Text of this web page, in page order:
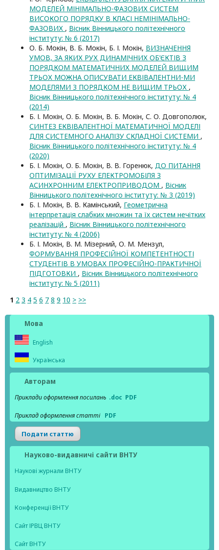
МОДЕЛЕЙ МІНІМАЛЬНО-ФАЗОВИХ СИСТЕМ
ВИСОКОГО ПОРЯДКУ В КЛАСІ НЕМІНІМАЛЬНО-
ФАЗОВИХ , Вісник Вінницького політехнічного
інституту: № 6 (2017)
О. Б. Мокін, В. Б. Мокін, Б. І. Мокін, ВИЗНАЧЕННЯ
УМОВ, ЗА ЯКИХ РУХ ДИНАМІЧНИХ ОБ’ЄКТІВ З
ПОРЯДКОМ МАТЕМАТИЧНИХ МОДЕЛЕЙ ВИЩИМ
ТРЬОХ МОЖНА ОПИСУВАТИ ЕКВІВАЛЕНТНИ-МИ
МОДЕЛЯМИ З ПОРЯДКОМ НЕ ВИЩИМ ТРЬОХ ,
Вісник Вінницького політехнічного інституту: № 4
(2014)
Б. І. Мокін, О. Б. Мокін, В. Б. Мокін, С. О. Довгополюк,
СИНТЕЗ ЕКВІВАЛЕНТНОЇ МАТЕМАТИЧНОЇ МОДЕЛІ
ДЛЯ СИСТЕМНОГО АНАЛІЗУ СКЛАДНОЇ СИСТЕМИ ,
Вісник Вінницького політехнічного інституту: № 4
(2020)
Б. І. Мокін, О. Б. Мокін, В. В. Горенюк, ДО ПИТАННЯ
ОПТИМІЗАЦІЇ РУХУ ЕЛЕКТРОМОБІЛЯ З
АСИНХРОННИМ ЕЛЕКТРОПРИВОДОМ , Вісник
Вінницького політехнічного інституту: № 3 (2019)
Б. І. Мокін, В. В. Камінський, Геометрична
інтерпретація слабких множин та їх систем нечітких
реалізацій , Вісник Вінницького політехнічного
інституту: № 4 (2006)
Б. І. Мокін, В. М. Мізерний, О. М. Мензул,
ФОРМУВАННЯ ПРОФЕСІЙНОЇ КОМПЕТЕНТНОСТІ
СТУДЕНТІВ В УМОВАХ ПРОФЕСІЙНО-ПРАКТИЧНОЇ
ПІДГОТОВКИ , Вісник Вінницького політехнічного
інституту: № 5 (2011)
1 2 3 4 5 6 7 8 9 10 > >>
Мова
English
Українська
Авторам
Приклади оформлення посилань .doc PDF
Приклад оформлення статті PDF
Подати статтю
Науково-видавничі сайти ВНТУ
Наукові журнали ВНТУ
Видавництво ВНТУ
Конференції ВНТУ
Сайт ІРВЦ ВНТУ
Сайт ВНТУ